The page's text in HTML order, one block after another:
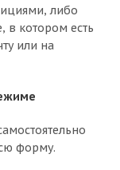
либо
в котором есть
или на
форму.